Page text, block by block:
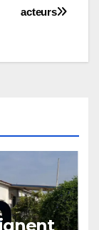
acteurs